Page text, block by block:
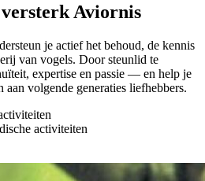
Aviornis
je actief het behoud, de kennis
van vogels. Door steunlid te
expertise en passie — en help je
aan volgende generaties liefhebbers.
activiteiten